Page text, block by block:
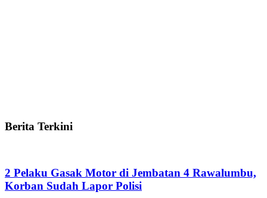
Berita Terkini
2 Pelaku Gasak Motor di Jembatan 4 Rawalumbu,
Korban Sudah Lapor Polisi